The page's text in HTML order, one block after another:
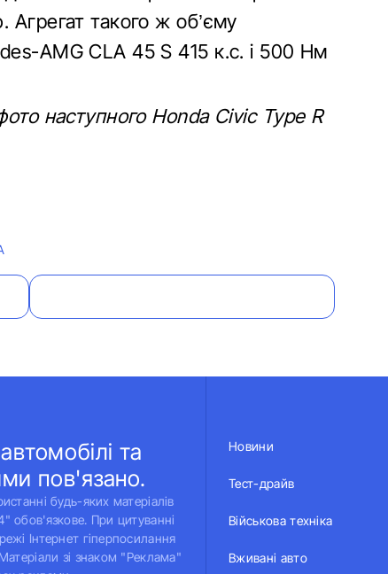
такого ж об’єму
AMG CLA 45 S 415 к.с. і 500 Нм
наступного Honda Civic Type R
та
пов'язано.
будь-яких матеріалів
обов'язкове. При цитуванні
Інтернет гіперпосилання
зі знаком "Реклама"
Новини
Тест-драйв
Військова техніка
Вживані авто